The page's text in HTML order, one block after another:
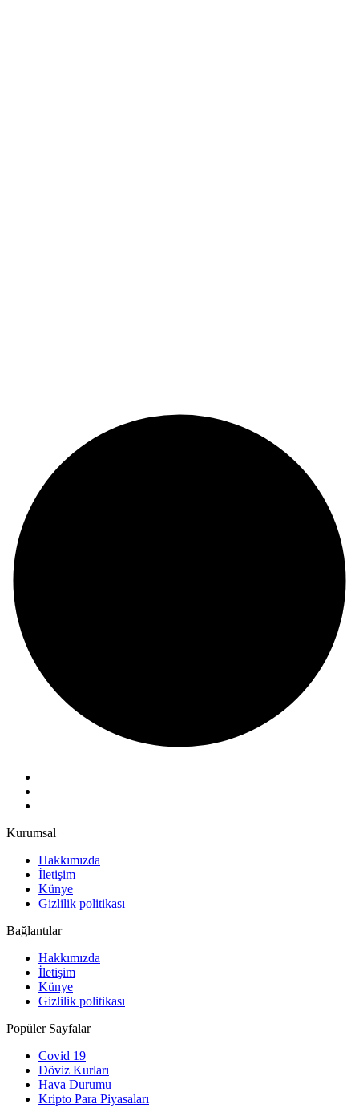
Kurumsal
Hakkımızda
İletişim
Künye
Gizlilik politikası
Bağlantılar
Hakkımızda
İletişim
Künye
Gizlilik politikası
Popüler Sayfalar
Covid 19
Döviz Kurları
Hava Durumu
Kripto Para Piyasaları